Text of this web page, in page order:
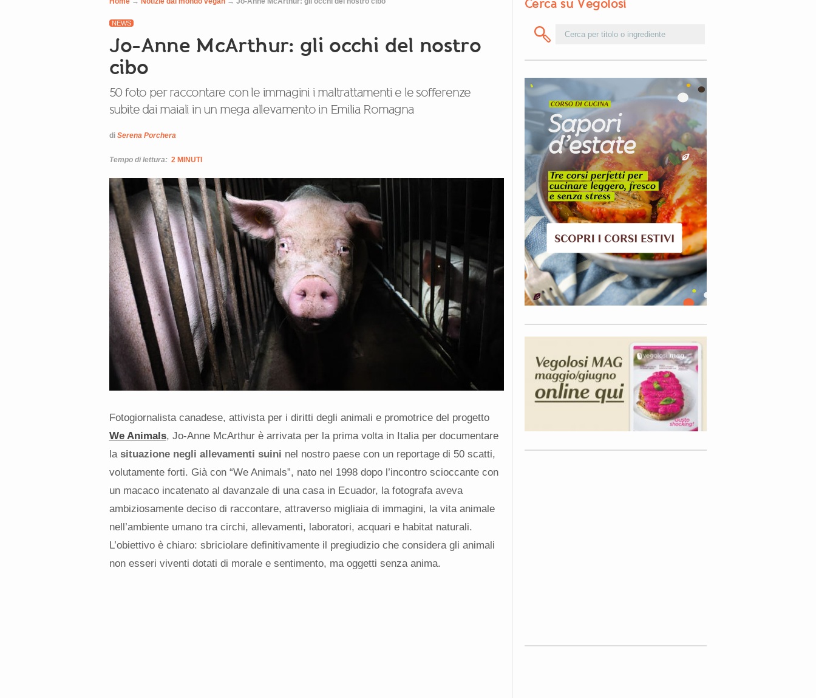
NEWS
Jo-Anne McArthur: gli occhi del nostro
cibo
50 foto per raccontare con le immagini i maltrattamenti e le sofferenze
subite dai maiali in un mega allevamento in Emilia Romagna
di Serena Porchera
Tempo di lettura: 2 MINUTI
Fotogiornalista canadese, attivista per i diritti degli animali e promotrice del progetto
We Animals, Jo-Anne McArthur è arrivata per la prima volta in Italia per documentare
la situazione negli allevamenti suini nel nostro paese con un reportage di 50 scatti,
volutamente forti. Già con “We Animals”, nato nel 1998 dopo l’incontro scioccante con
un macaco incatenato al davanzale di una casa in Ecuador, la fotografa aveva
ambiziosamente deciso di raccontare, attraverso migliaia di immagini, la vita animale
nell’ambiente umano tra circhi, allevamenti, laboratori, acquari e habitat naturali.
L’obiettivo è chiaro: sbriciolare definitivamente il pregiudizio che considera gli animali
non esseri viventi dotati di morale e sentimento, ma oggetti senza anima.
Cerca su Vegolosi